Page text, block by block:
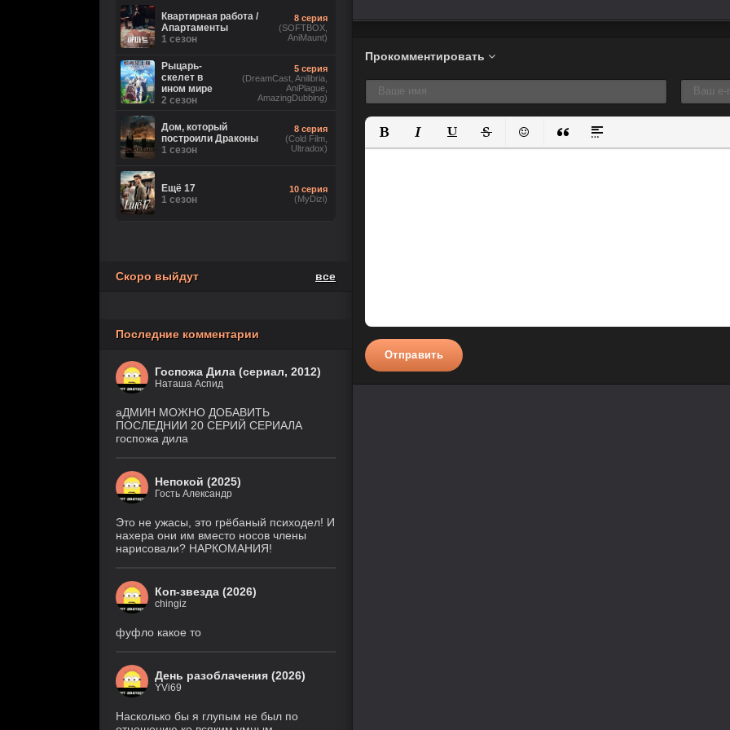
Прокомментировать
Полужирный
КурсивПодчеркнутый
ЗачеркнутыйВставить смайлик
Вставка цитаты
Вставка спойлера
Отправить
Великолепная
8 сезон
26 серия
Игра
лжецов
18 серия
(Anilibria, Japan Original,
История его
28 серия
Настоящий
5 серия
Квартирная работа /
Апартаменты
1 сезон
8 серия
(SOFTBOX,
AniMaunt)
Рыцарь-
скелет в
ином мире
2 сезон
5 серия
(DreamCast, Anilibria,
AniPlague,
AmazingDubbing)
Дом, который
построили Драконы
1 сезон
8 серия
(Cold Film,
Ultradox)
Ещё 17
1 сезон
10 серия
(MyDizi)
Скоро выйдут все
Последние комментарии
Госпожа Дила (сериал, 2012)
Наташа Аспид
аДМИН МОЖНО ДОБАВИТЬ
ПОСЛЕДНИИ 20 СЕРИЙ СЕРИАЛА
госпожа дила
Непокой (2025)
Гость Александр
Это не ужасы, это грёбаный психодел! И
нахера они им вместо носов члены
нарисовали? НАРКОМАНИЯ!
Коп-звезда (2026)
chingiz
фуфло какое то
День разоблачения (2026)
YVi69
Насколько бы я глупым не был по